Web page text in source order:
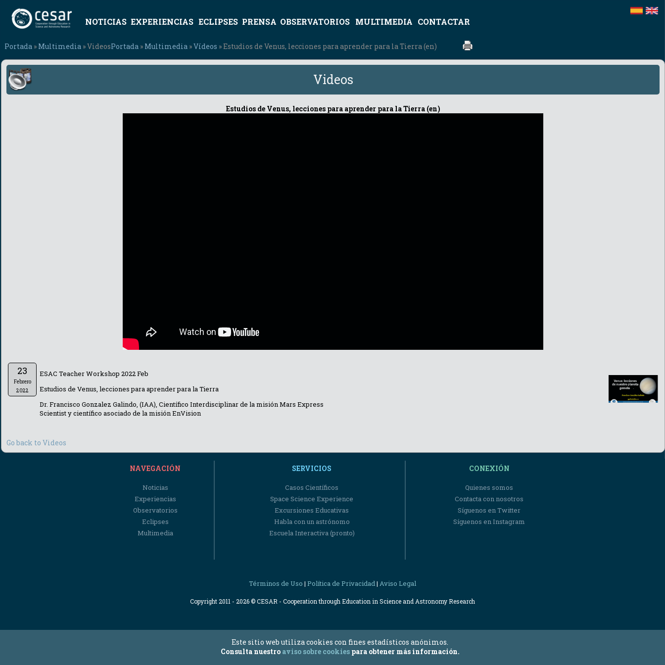
NOTICIAS EXPERIENCIAS ECLIPSES PRENSA OBSERVATORIOS MULTIMEDIA CONTACTAR
Portada » Multimedia » VideosPortada » Multimedia »Vídeos » Estudios de Venus, lecciones para aprender para la Tierra (en)
Videos
Estudios de Venus, lecciones para aprender para la Tierra (en)
23
Febrero
2022
ESAC Teacher Workshop 2022 Feb
Estudios de Venus, lecciones para aprender para la Tierra
Dr. Francisco Gonzalez Galindo, (IAA), Científico Interdisciplinar de la misión Mars Express
Scientist y científico asociado de la misión EnVision
Go back to Videos
NAVEGACIÓN
Noticias
Experiencias
Observatorios
Eclipses
Multimedia
SERVICIOS
Casos Científicos
Space Science Experience
Excursiones Educativas
Habla con un astrónomo
Escuela Interactiva (pronto)
CONEXIÓN
Quienes somos
Contacta con nosotros
Síguenos en Twitter
Síguenos en Instagram
Términos de Uso | Política de Privacidad| Aviso Legal
Copyright 2011 - 2026 © CESAR - Cooperation through Education in Science and Astronomy Research
Este sitio web utiliza cookies con fines estadísticos anónimos.
Consulta nuestro aviso sobre cookiespara obtener más información.